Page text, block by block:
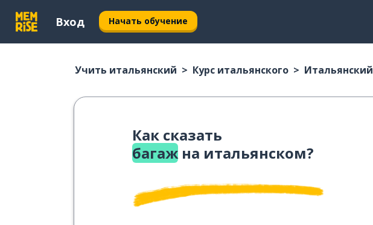
Вход Начать обучение
Учить итальянский Курс итальянского
Как сказать
багажна итальянском?